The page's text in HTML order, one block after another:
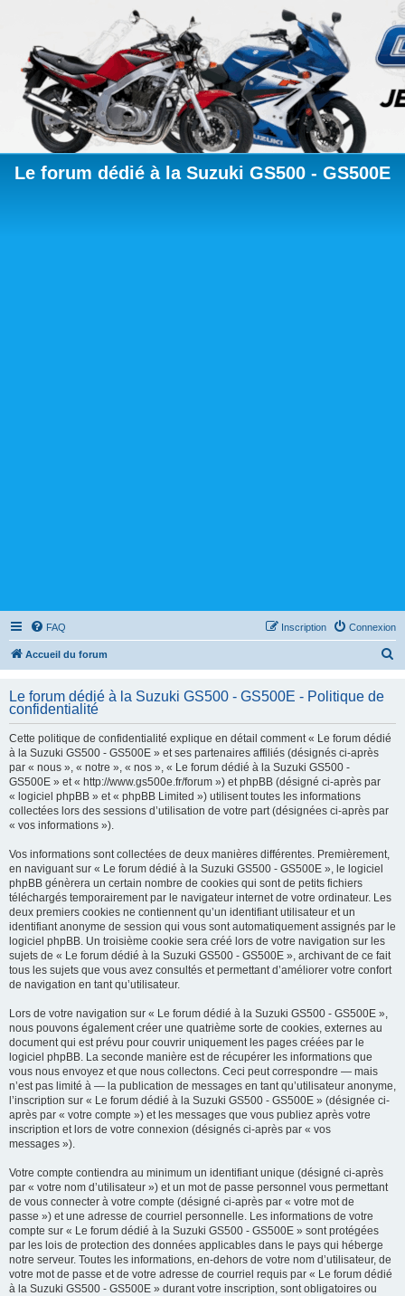
Le forum dédié à la Suzuki GS500 - GS500E
FAQ Connexion
Inscription
Accueil du forum
Le forum dédié à la Suzuki GS500 - GS500E - Politique de
confidentialité
Cette politique de confidentialité explique en détail comment « Le forum dédié
à la Suzuki GS500 - GS500E » et ses partenaires affiliés (désignés ci-après
par « nous », « notre », « nos », « Le forum dédié à la Suzuki GS500 -
GS500E » et « http://www.gs500e.fr/forum ») et phpBB (désigné ci-après par
« logiciel phpBB » et « phpBB Limited ») utilisent toutes les informations
collectées lors des sessions d’utilisation de votre part (désignées ci-après par
« vos informations »).
Vos informations sont collectées de deux manières différentes. Premièrement,
en naviguant sur « Le forum dédié à la Suzuki GS500 - GS500E », le logiciel
phpBB génèrera un certain nombre de cookies qui sont de petits fichiers
téléchargés temporairement par le navigateur internet de votre ordinateur. Les
deux premiers cookies ne contiennent qu’un identifiant utilisateur et un
identifiant anonyme de session qui vous sont automatiquement assignés par le
logiciel phpBB. Un troisième cookie sera créé lors de votre navigation sur les
sujets de « Le forum dédié à la Suzuki GS500 - GS500E », archivant de ce fait
tous les sujets que vous avez consultés et permettant d’améliorer votre confort
de navigation en tant qu’utilisateur.
Lors de votre navigation sur « Le forum dédié à la Suzuki GS500 - GS500E »,
nous pouvons également créer une quatrième sorte de cookies, externes au
document qui est prévu pour couvrir uniquement les pages créées par le
logiciel phpBB. La seconde manière est de récupérer les informations que
vous nous envoyez et que nous collectons. Ceci peut correspondre — mais
n’est pas limité à — la publication de messages en tant qu’utilisateur anonyme,
l’inscription sur « Le forum dédié à la Suzuki GS500 - GS500E » (désignée ci-
après par « votre compte ») et les messages que vous publiez après votre
inscription et lors de votre connexion (désignés ci-après par « vos
messages »).
Votre compte contiendra au minimum un identifiant unique (désigné ci-après
par « votre nom d’utilisateur ») et un mot de passe personnel vous permettant
de vous connecter à votre compte (désigné ci-après par « votre mot de
passe ») et une adresse de courriel personnelle. Les informations de votre
compte sur « Le forum dédié à la Suzuki GS500 - GS500E » sont protégées
par les lois de protection des données applicables dans le pays qui héberge
notre serveur. Toutes les informations, en-dehors de votre nom d’utilisateur, de
votre mot de passe et de votre adresse de courriel requis par « Le forum dédié
à la Suzuki GS500 - GS500E » durant votre inscription, sont obligatoires ou